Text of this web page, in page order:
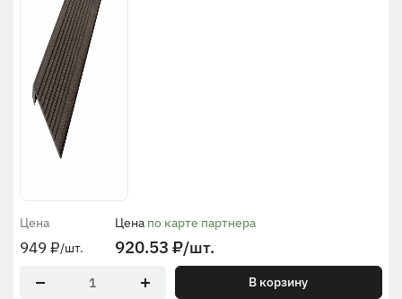
Цена
949 ₽/шт.
Цена по карте партнера
920.53 ₽/шт.
В корзину